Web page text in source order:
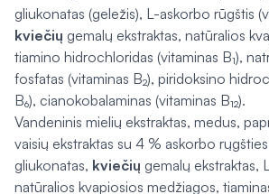
gliukonatas (geležis), L-askorbo rūgštis
kviečių gemalų ekstraktas, natūralios
tiamino hidrochloridas (vitaminas B₁),
fosfatas (vitaminas B₂), piridoksino
B₆), cianokobalaminas (vitaminas B₁₂).
Vandeninis mielių ekstraktas, medus,
vaisių ekstraktas su 4 % askorbo
gliukonatas, kviečių gemalų ekstraktas,
natūralios kvapiosios medžiagos,